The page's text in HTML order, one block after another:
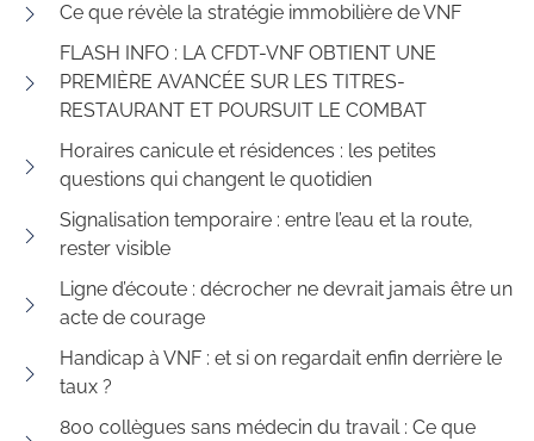
Ce que révèle la stratégie immobilière de VNF
FLASH INFO : LA CFDT-VNF OBTIENT UNE
PREMIÈRE AVANCÉE SUR LES TITRES-
RESTAURANT ET POURSUIT LE COMBAT
Horaires canicule et résidences : les petites
questions qui changent le quotidien
Signalisation temporaire : entre l’eau et la route,
rester visible
Ligne d’écoute : décrocher ne devrait jamais être un
acte de courage
Handicap à VNF : et si on regardait enfin derrière le
taux ?
800 collègues sans médecin du travail : Ce que